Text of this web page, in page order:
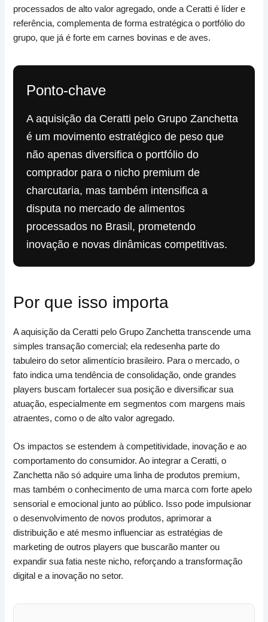
processados de alto valor agregado, onde a Ceratti é líder e
referência, complementa de forma estratégica o portfólio do
grupo, que já é forte em carnes bovinas e de aves.
Ponto-chave
A aquisição da Ceratti pelo Grupo Zanchetta
é um movimento estratégico de peso que
não apenas diversifica o portfólio do
comprador para o nicho premium de
charcutaria, mas também intensifica a
disputa no mercado de alimentos
processados no Brasil, prometendo
inovação e novas dinâmicas competitivas.
Por que isso importa
A aquisição da Ceratti pelo Grupo Zanchetta transcende uma
simples transação comercial; ela redesenha parte do
tabuleiro do setor alimentício brasileiro. Para o mercado, o
fato indica uma tendência de consolidação, onde grandes
players buscam fortalecer sua posição e diversificar sua
atuação, especialmente em segmentos com margens mais
atraentes, como o de alto valor agregado.
Os impactos se estendem à competitividade, inovação e ao
comportamento do consumidor. Ao integrar a Ceratti, o
Zanchetta não só adquire uma linha de produtos premium,
mas também o conhecimento de uma marca com forte apelo
sensorial e emocional junto ao público. Isso pode impulsionar
o desenvolvimento de novos produtos, aprimorar a
distribuição e até mesmo influenciar as estratégias de
marketing de outros players que buscarão manter ou
expandir sua fatia neste nicho, reforçando a transformação
digital e a inovação no setor.